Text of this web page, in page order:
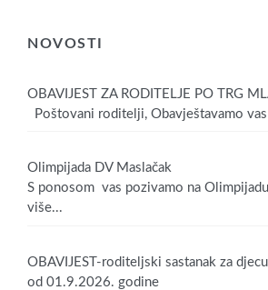
NOVOSTI
OBAVIJEST ZA RODITELJE PO TRG
Poštovani roditelji, Obavještavamo vas
Olimpijada DV Maslačak
S ponosom vas pozivamo na
više...
OBAVIJEST-roditeljski sastanak za
od 01.9.2026. godine